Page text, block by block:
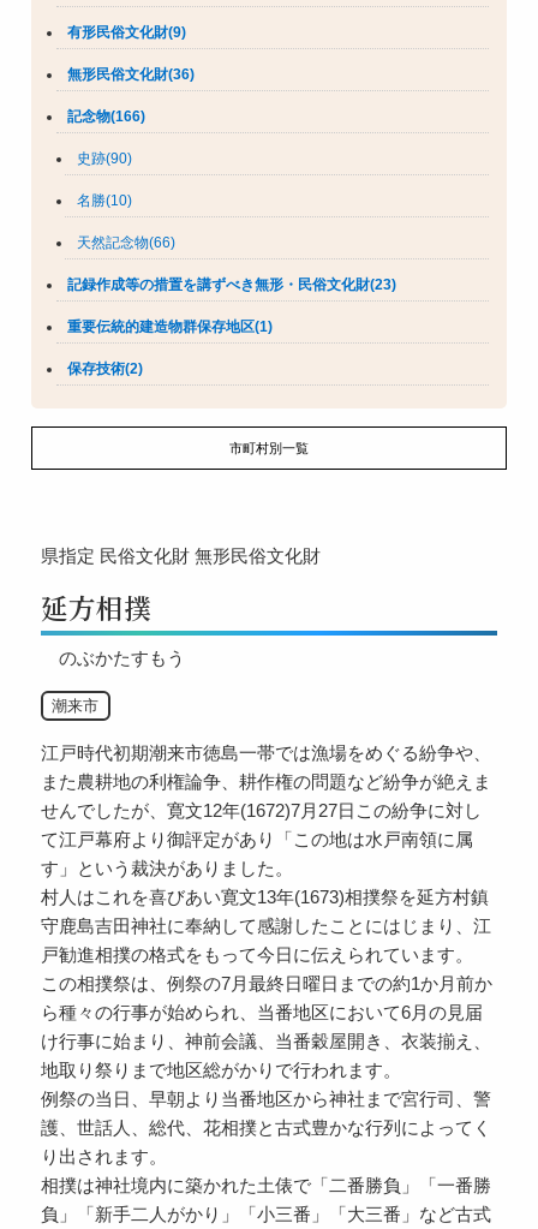
有形民俗文化財(9)
無形民俗文化財(36)
記念物(166)
史跡(90)
名勝(10)
天然記念物(66)
記録作成等の措置を講ずべき無形・民俗文化財(23)
重要伝統的建造物群保存地区(1)
保存技術(2)
市町村別一覧
県指定 民俗文化財 無形民俗文化財
延方相撲
のぶかたすもう
潮来市
江戸時代初期潮来市徳島一帯では漁場をめぐる紛争や、
また農耕地の利権論争、耕作権の問題など紛争が絶えま
せんでしたが、寛文12年(1672)7月27日この紛争に対し
て江戸幕府より御評定があり「この地は水戸南領に属
す」という裁決がありました。
村人はこれを喜びあい寛文13年(1673)相撲祭を延方村鎮
守鹿島吉田神社に奉納して感謝したことにはじまり、江
戸勧進相撲の格式をもって今日に伝えられています。
この相撲祭は、例祭の7月最終日曜日までの約1か月前か
ら種々の行事が始められ、当番地区において6月の見届
け行事に始まり、神前会議、当番穀屋開き、衣装揃え、
地取り祭りまで地区総がかりで行われます。
例祭の当日、早朝より当番地区から神社まで宮行司、警
護、世話人、総代、花相撲と古式豊かな行列によってく
り出されます。
相撲は神社境内に築かれた土俵で「二番勝負」「一番勝
負」「新手二人がかり」「小三番」「大三番」など古式